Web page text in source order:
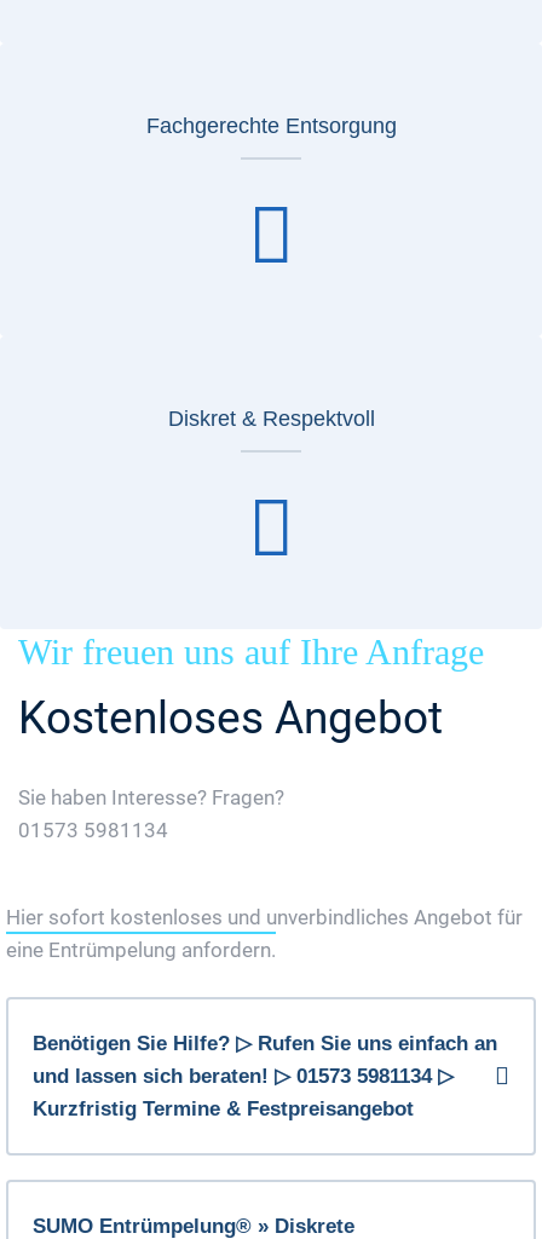
Fachgerechte Entsorgung
Diskret & Respektvoll
Wir freuen uns auf Ihre Anfrage
Kostenloses Angebot
Sie haben Interesse? Fragen?
01573 5981134
Hier sofort kostenloses und unverbindliches Angebot für
eine Entrümpelung anfordern.
Benötigen Sie Hilfe? ▷ Rufen Sie uns einfach an
und lassen sich beraten! ▷ 01573 5981134 ▷
Kurzfristig Termine & Festpreisangebot
SUMO Entrümpelung® » Diskrete